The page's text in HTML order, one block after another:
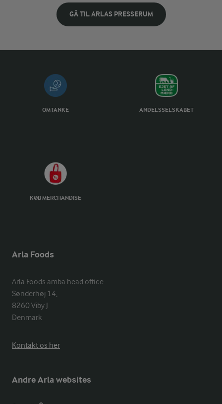
GÅ TIL ARLAS PRESSERUM
OMTANKE ANDELSSELSKABET
KØB MERCHANDISE
Arla Foods
Arla Foods amba head office
Sønderhøj 14,
8260 Viby J
Denmark
Kontakt os her
Andre Arla websites